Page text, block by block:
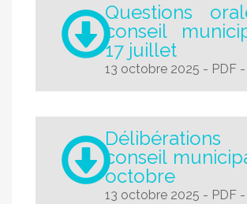
Questions
conseil
17 juillet
13 octobre 2025 - PDF -
conseil
octobre
13 octobre 2025 - PDF -